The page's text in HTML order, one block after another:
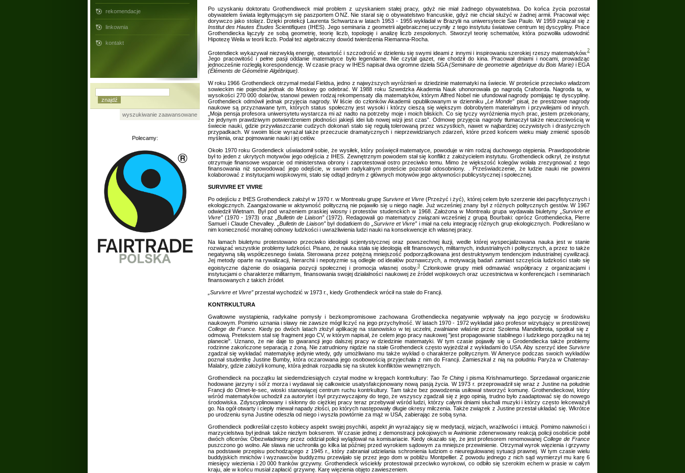
rekomendacje
linkownia
kontakt
wyszukiwanie zaawansowane
Polecamy:
Po uzyskaniu doktoratu Grothendiweck miał problem z uzyskaniem stałej pracy, gdyż nie miał żadnego obywatelstwa. Do końca życia pozostał
obywatelem świata legitymującym się paszportem ONZ. Nie starał się o obywatelstwo francuskie, gdyż nie chciał służyć w żadnej armii. Pracował więc
dorywczo jako stolarz. Dzięki protekcji Laurenta Schwartza w latach 1953 - 1955 wykładał w Brazylii na uniwersytecie Sao Paulo. W 1959 związał się z
Institut des Hautes Études Scientifiques(IHES). Jego seminaria z geometrii algebraicznej uczyniły z tego instytutu światowe centrum tej dyscypliny. Prace
Grothendiecka łączyły ze sobą geometrię, teorię liczb, topologię i analizę liczb zespolonych. Stworzył teorię schematów, która pozwoliła udowodnić
Hipotezę Weila w teorii liczb. Podał też algebraiczny dowód twierdzenia Riemanna-Rocha.
Grotendieck wykazywał niezwykłą energię, otwartość i szczodrość w dzieleniu się swymi ideami z innymi i inspirowaniu szerokiej rzeszy matematyków. 2
Jego pracowitość i pełne pasji oddanie matematyce było legendarne. Nie czytał gazet, nie chodził do kina. Pracował dniami i nocami, prowadząc
jednocześnie rozległą korespondencję. W czasie pracy w IHES napisał dwa ogromne dzieła SGA(Seminaire de geometrie algebrique du Bois Marie) i EGA
(Éléments de Géométrie Algébrique).
W roku 1966 Grothendieck otrzymał medal Fieldsa, jedno z najwyższych wyróżnień w dziedzinie matematyki na świecie. W proteście przeciwko władzom
sowieckim nie pojechał jednak do Moskwy go odebrać. W 1988 roku Szwedzka Akademia Nauk uhonorowała go nagrodą Crafoorda. Nagroda ta, w
wysokości 270 000 dolarów, stanowi pewien rodzaj rekompensaty dla matematyków, którym Alfred Nobel nie ufundował nagrody pomijając tę dyscyplinę.
Grothendieck odmówił jednak przyjęcia nagrody. W liście do członków Akademii opublikowanym w dzienniku
„Le Monde” pisał, że prestiżowe nagrody
naukowe są przyznawane tym, których status społeczny jest wysoki i którzy cieszą się większym dobrobytem materialnym i przywilejami od innych.
„Moja pensja profesora uniwersytetu wystarcza mi aż nadto na potrzeby moje i moich bliskich. Co się tyczy wyróżnienia mych prac, jestem przekonany,
że jedynym prawdziwym potwierdzeniem płodności jakiejś idei lub nowej wizji jest czas”. Odmowę przyjęcia nagrody tłumaczył także nieuczciwością w
świecie nauki, gdzie przywłaszczanie cudzych dokonań stało się regułą tolerowaną przez wszystkich, nawet w najbardziej oczywistych i drastycznych
przypadkach. W swoim liście wyrażał także przeczucie dramatycznych i nieprzewidzianych zdarzeń, które przed końcem wieku miały zmienić sposób
myślenia, oraz pojmowanie nauki i jej celów.
Około 1970 roku Grodendieck uświadomił sobie, że wysiłek, który poświęcił matematyce, powoduje w nim rodzaj duchowego otępienia. Prawdopodobnie
był to jeden z ukrytych motywów jego odejścia z IHES. Zewnętrznym powodem stał się konflikt z założycielem instytutu. Grothendieck odkrył, że instytut
otrzymuje finansowe wsparcie od ministerstwa obrony i zaprotestował ostro przeciwko temu. Mimo że większość kolegów wolała zrezygnować z tego
finansowania niż spowodować jego odejście, w swoim radykalnym proteście pozostał odosobniony. . Przeświadczenie, że ludzie nauki nie powinni
kolaborować z instytucjami wojskowymi, stało się odtąd jednym z głównych motywów jego aktywności publicystycznej i społecznej.
SURVIVRE ET VIVRE
Po odejściu z IHES Grothendieck założył w 1970 r. w Montrealu grupę Survivre et Vivre (Przeżyć i żyć), której celem było szerzenie idei pacyfistycznych i
ekologicznych. Zaangażowanie w aktywność polityczną nie pojawiło się u niego nagle. Już wcześniej znany był z różnych politycznych gestów. W 1967
odwiedził Wietnam. Był pod wrażeniem praskiej wiosny i protestów studenckich w 1968. Założona w Montrealu grupa wydawała biuletyny
„Survivre et
Vivre”(1970 - 1973) oraz „Bulletin de Liaison” (1972). Redagowali go matematycy związani wcześniej z grupą Bourbaki: oprócz Grothendiecka, Pierre
Samuel i Claude Chevalley.
„Bulletin de Liaison”był dodatkiem do „Survivre et Vivre” i miał na celu integrację różnych grup ekologicznych. Podkreślano w
nim konieczność moralnej odnowy ludzkości i uwrażliwienia ludzi nauki na konsekwencje ich własnej pracy.
Na łamach biuletynu protestowano przeciwko ideologii scjentystycznej oraz powszechnej iluzji, wedle której wyspecjalizowana nauka jest w stanie
rozwiązać wszystkie problemy ludzkości. Pisano, że nauka stała się ideologią elit finansowych, militarnych, industrialnych i politycznych, a przez to także
negatywną siłą współczesnego świata. Sterowana przez potężną mniejszość podporządkowana jest destruktywnym tendencjom industrialnej cywilizacji.
Jej metody oparte na rywalizacji, hierarchii i nepotyzmie są odległe od ideałów poznawczych, a motywacją badań zamiast szczęścia ludzkości stało się
egoistyczne dążenie do osiągania pozycji społecznej i promocja własnej osoby.3
Członkowie grupy mieli odmawiać współpracy z organizacjami i
instytucjami o charakterze militarnym, finansowania swojej działalności naukowej ze źródeł wojskowych oraz uczestnictwa w konferencjach i seminariach
finansowanych z takich źródeł.
„Survivre et Vivre” przestał wychodzić w 1973 r., kiedy Grothendieck wrócił na stale do Francji.
KONTRKULTURA
Gwałtowne wystąpienia, radykalne pomysły i bezkompromisowe zachowana Grothendiecka negatywnie wpływały na jego pozycję w środowisku
naukowym. Pomimo uznania i sławy nie zawsze mógł liczyć na jego przychylność. W latach 1970 - 1972 wykładał jako profesor wizytujący w prestiżowej
College de France.
Kiedy po dwóch latach złożył aplikację na stanowisko w tej uczelni, zwalniane właśnie przez Szolema Mandelbrota, spotkał się z
odmową. Pretekstem stał się fragment jego CV, w którym napisał, że celem jego pracy naukowej "jest propagowanie stabilnego i ludzkiego porządku na tej
planecie". Uznano, że nie daje to gwarancji jego dalszej pracy w dziedzinie matematyki. W tym czasie pojawiły się u Grodendiecka także problemy
rodzinne zakończone separacją z żoną. Nie zatrudniony nigdzie na stałe Grothendieck często wyjeżdżał z wykładami do USA. Aby szerzyć idee Survivre
zgadzał się wykładać matematykę jedynie wtedy, gdy umożliwiano mu także wykład o charakterze politycznym. W Ameryce podczas swoich wykładów
poznał studentkę Justine Bumby, która oczarowana jego osobowością przyjechała z nim do Francji. Zamieszkał z nią na południu Paryża w Chatenay-
Malabry, gdzie założyli komunę, która jednak rozpadła się na skutek konfliktów wewnętrznych.
Grothendieck na początku lat siedemdziesiątych czytał modne w kręgach kontrkultury: Tao Te Ching i pisma Krishnamurtiego. Sprzedawał organicznie
hodowane jarzyny i sól z morza i wydawał się całkowicie usatysfakcjonowany nową pasją życia. W 1973 r. przeprowadził się wraz z Justine na południe
Francji do Olmet-le-sec, wioski stanowiącej centrum ruchu kontrkultury. Tam także bez powodzenia usiłował stworzyć komunę. Grothendieckowi, który
wśród matematyków uchodził za autorytet i był przyzwyczajony do tego, że wszyscy zgadzali się z jego opinią, trudno było zaadaptować się do nowego
środowiska. Zdyscyplinowany i skłonny do ciężkiej pracy teraz przebywał wśród ludzi, którzy całymi dniami słuchali muzyki i którzy często lekceważyli
go. Na ogół otwarty i ciepły miewał napady złości, po których następowały długie okresy milczenia. Także związek z Justine przestał układać się. Wkrótce
po urodzeniu syna Justine odeszła od niego i wyszła powtórnie za mąż w USA, zabierając ze sobą syna.
Grothendieck podkreślał często kobiecy aspekt swojej psychiki, aspekt jinwyrażający się w medytacji, wizjach, wrażliwości i intuicji. Pomimo naiwności i
marzycielstwa był jednak także niezłym bokserem. W czasie jednej z demonstracji pokojowych w Awinionie zdenerwowany reakcją policji osobiście pobił
dwóch oficerów. Obezwładniony przez oddział policji wylądował na komisariacie. Kiedy okazało się, że jest profesorem renomowanejCollege de France
puszczono go wolno. Ale sława nie uchroniła go kilka lat później przed wyrokiem sądowym za mniejsze przewinienie. Otrzymał wyrok więzienia i grzywny
na podstawie przepisu pochodzącego z 1945 r., który zabraniał udzielania schronienia ludziom o nieuregulowanej sytuacji prawnej. W tym czasie wielu
buddyjskich mnichów i wyznawców buddyzmu przewijało się przez jego dom w pobliżu Montpellier. Z powodu jednego z nich sąd wymierzył mu karę 6
miesięcy wiezienia i 20 000 franków grzywny. Grothendieck wściekły protestował przeciwko wyrokowi, co odbiło się szerokim echem w prasie w całym
kraju, ale w końcu musiał zapłacić grzywnę. Karę więzienia objęto zawieszeniem.